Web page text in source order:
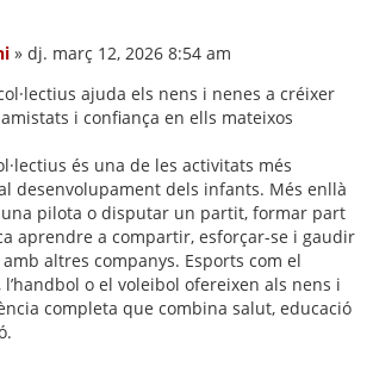
» dj. març 12, 2026 8:54 am
ajuda els nens i nenes a créixer
i confiança en ells mateixos
és una de les activitats més
desenvolupament dels infants. Més enllà
pilota o disputar un partit, formar part
aprendre a compartir, esforçar-se i gaudir
altres companys. Esports com el
o el voleibol ofereixen als nens i
completa que combina salut, educació